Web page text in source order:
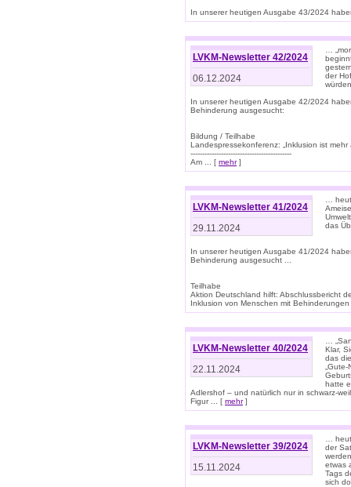
In unserer heutigen Ausgabe 43/2024
LVKM-Newsletter 42/2024
06.12.2024
…
der
In unserer heutigen Ausgabe 42/2024
Behinderung ausgesucht:
Bildung / Teilhabe
Landespressekonferenz: „Inklusion ist mehr
-------------------------------------------
Am ... [ mehr]
LVKM-Newsletter 41/2024
29.11.2024
…
das
In unserer heutigen Ausgabe 41/2024
Behinderung ausgesucht ...
Teilhabe
Aktion Deutschland hilft: Abschlussbericht
Inklusion von Menschen mit
LVKM-Newsletter 40/2024
22.11.2024
…
Klar,
das
hatte
Adlershof – und natürlich nur in schwarz-
Figur ... [ mehr]
LVKM-Newsletter 39/2024
15.11.2024
…
der
etwas
Tags
sich